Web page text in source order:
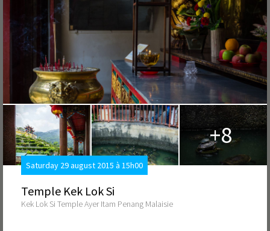
+8
Saturday 29 august 2015 à 15h00
Temple Kek Lok Si
Kek Lok Si Temple Ayer Itam Penang Malaisie